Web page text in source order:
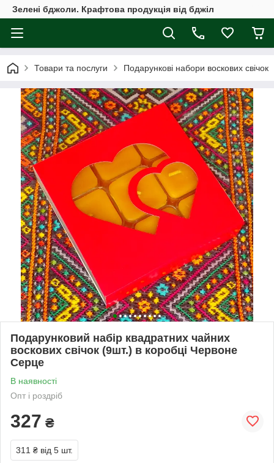
Зелені бджоли. Крафтова продукція від бджіл
Товари та послуги Подарункові набори воскових свічок
Подарунковий набір квадратних чайних
воскових свічок (9шт.) в коробці Червоне
Серце
В наявності
Опт і роздріб
327 ₴
311 ₴ від 5 шт.